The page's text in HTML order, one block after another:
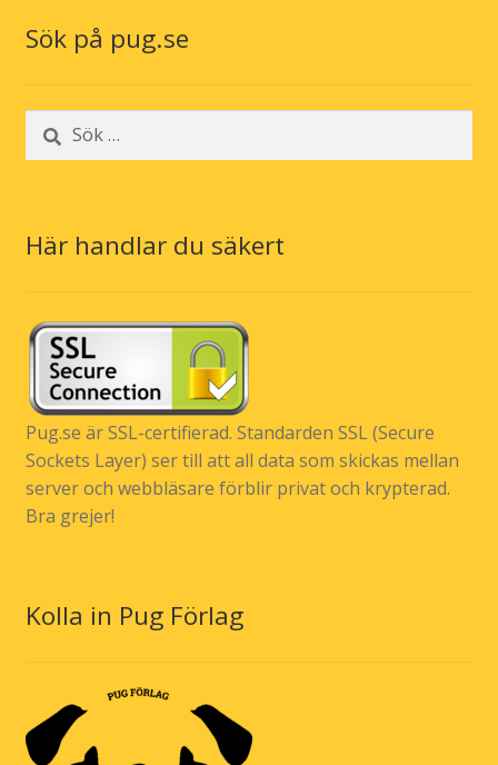
Sök på pug.se
Sök
efter:
Här handlar du säkert
Pug.se är SSL-certifierad. Standarden SSL (Secure
Sockets Layer) ser till att all data som skickas mellan
server och webbläsare förblir privat och krypterad.
Bra grejer!
Kolla in Pug Förlag